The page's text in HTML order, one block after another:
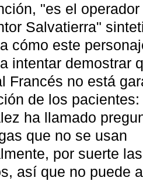
"es el operador
Salvatierra"
cómo este
intentar demostrar
Francés no está
de los pacientes:
ha llamado
que no se usan
por suerte las
así que no puede